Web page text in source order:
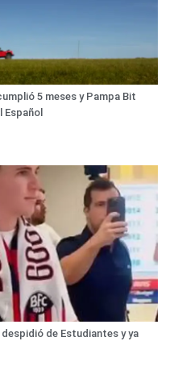
5 meses y Pampa Bit
Español
de Estudiantes y ya